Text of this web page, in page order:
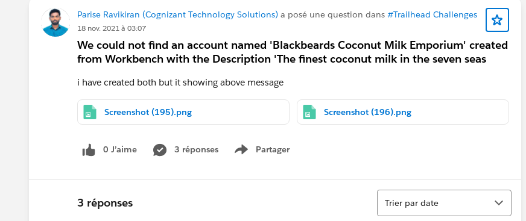
Parise Ravikiran (Cognizant Technology Solutions) a posé une question dans #Trailhead Challenges
18 nov. 2021 à 03:07
We could not find an account named 'Blackbeards Coconut Milk Emporium' created
from Workbench with the Description 'The finest coconut milk in the seven seas
i have created both but it showing above message
Screenshot (195).png Screenshot (196).png
0 J’aime 3 réponses Partager
Show menu
3 réponses
Tri
Trier par date